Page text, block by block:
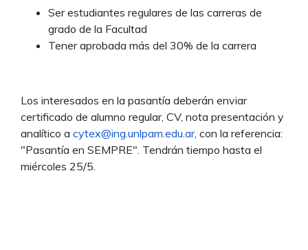
Ser estudiantes regulares de las carreras de
grado de la Facultad
Tener aprobada más del 30% de la carrera
Los interesados en la pasantía deberán enviar
certificado de alumno regular, CV, nota presentación y
analítico a cytex@ing.unlpam.edu.ar, con la referencia:
"Pasantía en SEMPRE". Tendrán tiempo hasta el
miércoles 25/5.